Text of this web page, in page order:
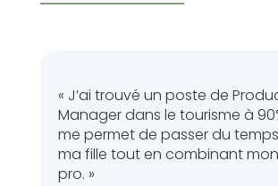
« J’ai trouvé un poste de
Manager dans le tourisme à
me permet de passer du
ma fille tout en combinant
pro. »